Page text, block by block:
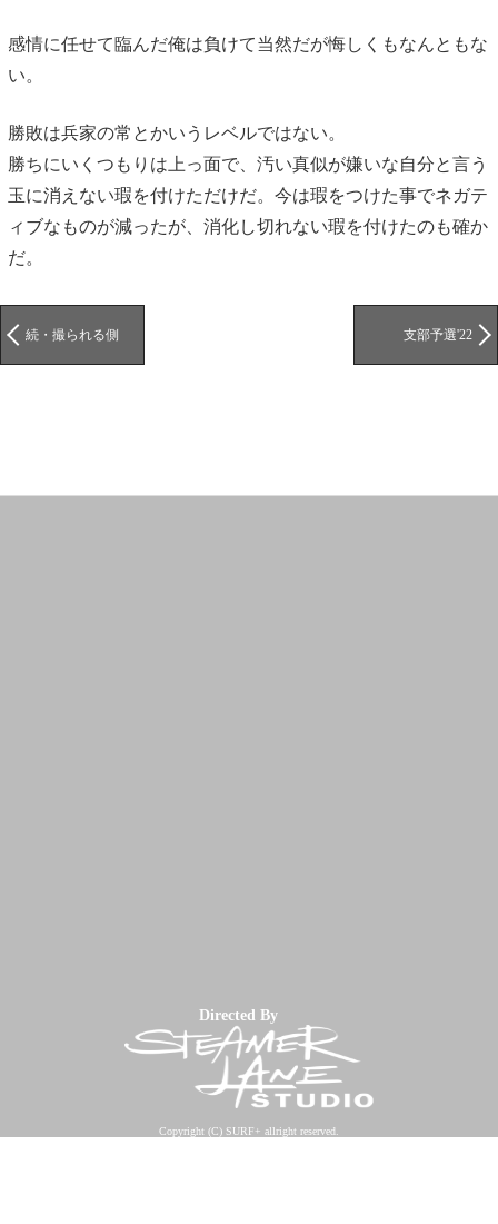
感情に任せて臨んだ俺は負けて当然だが悔しくもなんともな
い。
勝敗は兵家の常とかいうレベルではない。
勝ちにいくつもりは上っ面で、汚い真似が嫌いな自分と言う
玉に消えない瑕を付けただけだ。今は瑕をつけた事でネガテ
ィブなものが減ったが、消化し切れない瑕を付けたのも確か
だ。
続・撮られる側 支部予選'22
Directed By
Copyright (C) SURF+ allright reserved.